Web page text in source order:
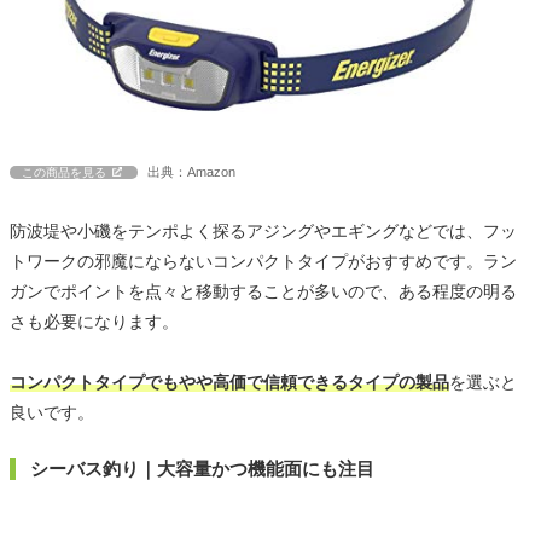
この商品を見る 出典：Amazon
防波堤や小磯をテンポよく探るアジングやエギングなどでは、フッ
トワークの邪魔にならないコンパクトタイプがおすすめです。ラン
ガンでポイントを点々と移動することが多いので、ある程度の明る
さも必要になります。
コンパクトタイプでもやや高価で信頼できるタイプの製品を選ぶと
良いです。
シーバス釣り｜大容量かつ機能面にも注目